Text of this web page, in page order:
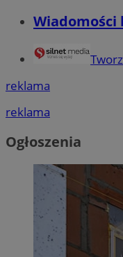
Wiadomości
reklama
reklama
Ogłoszenia